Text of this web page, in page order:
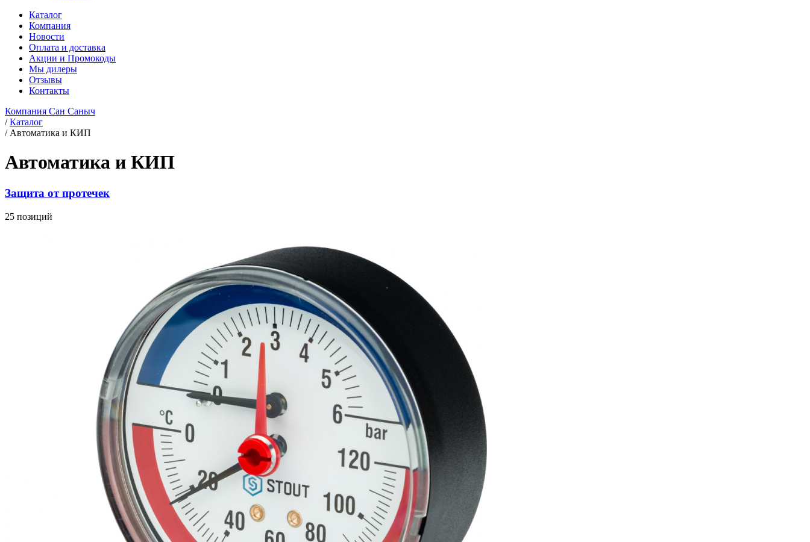
Каталог
Компания
Новости
Оплата и доставка
Акции и Промокоды
Мы дилеры
Отзывы
Контакты
Компания Сан Саныч
/Каталог
/ Автоматика и КИП
Автоматика и КИП
Защита от протечек
25 позиций